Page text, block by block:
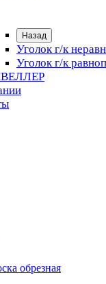
Назад
Уголок г/к
Уголок г/к
обрезная